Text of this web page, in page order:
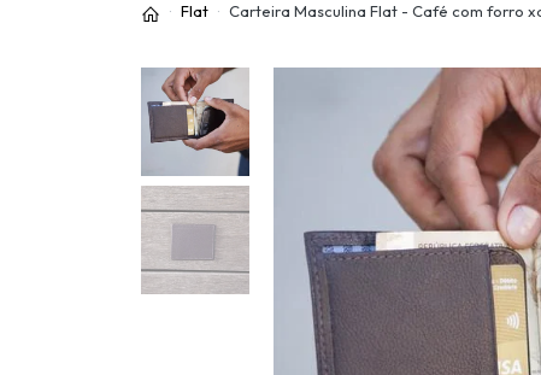
Flat Carteira Masculina Flat - Café com forro